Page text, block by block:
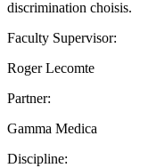
discrimination choisis.
Faculty Supervisor:
Roger Lecomte
Partner:
Gamma Medica
Discipline: